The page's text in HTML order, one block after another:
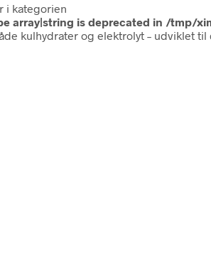
i kategorien
array|string is deprecated in /tmp/
kulhydrater og elektrolyt –